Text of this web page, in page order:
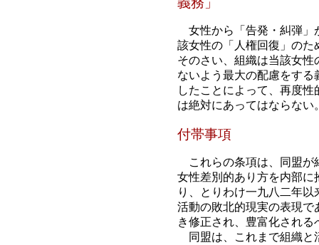
女性から「告発・糾弾」
該女性の「人権回復」の
そのさい、組織は当該女
ないよう最大の配慮をす
したことによって、再度
は絶対にあってはならない
付帯事項
これらの条項は、同盟が
女性差別的あり方を内部
り、とりわけ一九八二年
活動の敗北的現実の表現
き修正され、豊富化され
同盟は、これまで組織と